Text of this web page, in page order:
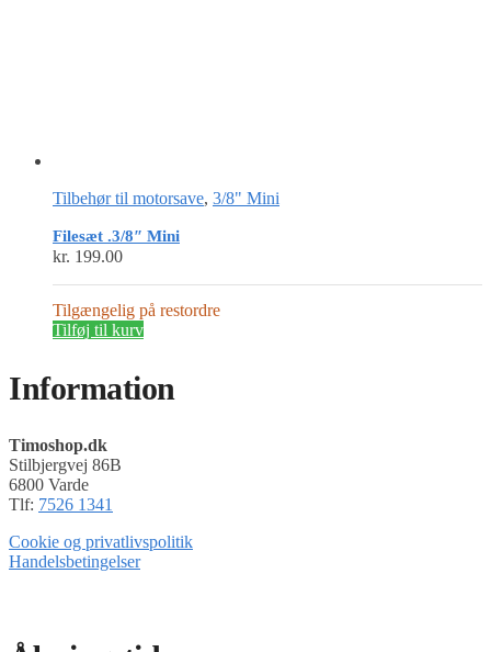
Tilbehør til motorsave, 3/8" Mini
Filesæt .3/8″ Mini
kr. 199.00
Tilgængelig på restordre
Tilføj til kurv
Information
Timoshop.dk
Stilbjergvej 86B
6800 Varde
Tlf: 7526 1341
Cookie og privatlivspolitik
Handelsbetingelser